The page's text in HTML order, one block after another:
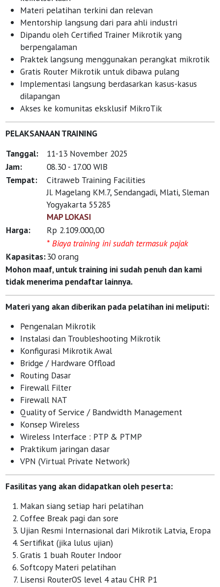
Materi pelatihan terkini dan relevan
Mentorship langsung dari para ahli industri
Dipandu oleh Certified Trainer Mikrotik yang
berpengalaman
Praktek langsung menggunakan perangkat mikrotik
Gratis Router Mikrotik untuk dibawa pulang
Implementasi langsung berdasarkan kasus-kasus
dilapangan
Akses ke komunitas eksklusif MikroTik
PELAKSANAAN TRAINING
Tanggal:
11-13 November 2025
Jam:
08.30 - 17.00 WIB
Tempat:
Citraweb Training Facilities
Jl. Magelang KM.7, Sendangadi, Mlati, Sleman
Yogyakarta 55285
MAP LOKASI
Harga:
Rp 2.109.000,00
* Biaya training ini sudah termasuk pajak
Kapasitas:30 orang
Mohon maaf, untuk training ini sudah penuh dan kami
tidak menerima pendaftar lainnya.
Materi yang akan diberikan pada pelatihan ini meliputi:
Pengenalan Mikrotik
Instalasi dan Troubleshooting Mikrotik
Konfigurasi Mikrotik Awal
Bridge / Hardware Offload
Routing Dasar
Firewall Filter
Firewall NAT
Quality of Service / Bandwidth Management
Konsep Wireless
Wireless Interface : PTP & PTMP
Praktikum jaringan dasar
VPN (Virtual Private Network)
Fasilitas yang akan didapatkan oleh peserta:
Makan siang setiap hari pelatihan
Coffee Break pagi dan sore
Ujian Resmi Internasional dari Mikrotik Latvia, Eropa
Sertifikat (jika lulus ujian)
Gratis 1 buah Router Indoor
Softcopy Materi pelatihan
Lisensi RouterOS level 4 atau CHR P1